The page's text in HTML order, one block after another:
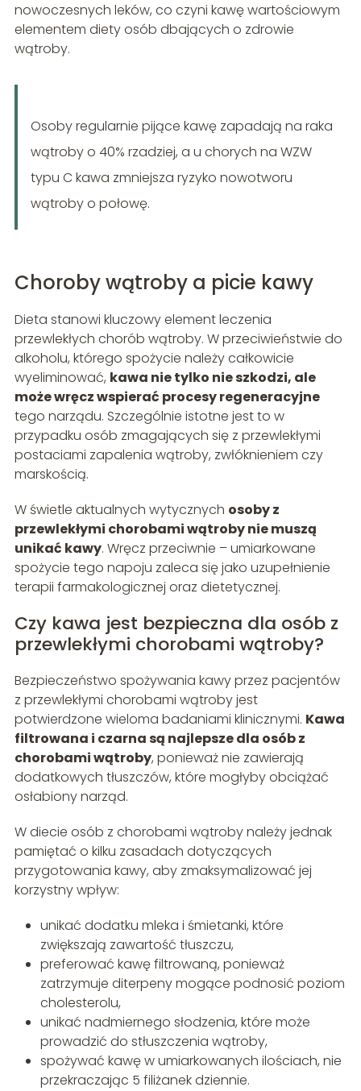
nowoczesnych leków, co czyni kawę wartościowym
elementem diety osób dbających o zdrowie
wątroby.
Osoby regularnie pijące kawę zapadają na raka
wątroby o 40% rzadziej, a u chorych na WZW
typu C kawa zmniejsza ryzyko nowotworu
wątroby o połowę.
Choroby wątroby a picie kawy
Dieta stanowi kluczowy element leczenia
przewlekłych chorób wątroby. W przeciwieństwie do
alkoholu, którego spożycie należy całkowicie
wyeliminować, kawa nie tylko nie szkodzi, ale
może wręcz wspierać procesy regeneracyjne
tego narządu. Szczególnie istotne jest to w
przypadku osób zmagających się z przewlekłymi
postaciami zapalenia wątroby, zwłóknieniem czy
marskością.
W świetle aktualnych wytycznych osoby z
przewlekłymi chorobami wątroby nie muszą
unikać kawy. Wręcz przeciwnie – umiarkowane
spożycie tego napoju zaleca się jako uzupełnienie
terapii farmakologicznej oraz dietetycznej.
Czy kawa jest bezpieczna dla osób z
przewlekłymi chorobami wątroby?
Bezpieczeństwo spożywania kawy przez pacjentów
z przewlekłymi chorobami wątroby jest
potwierdzone wieloma badaniami klinicznymi. Kawa
filtrowana i czarna są najlepsze dla osób z
chorobami wątroby, ponieważ nie zawierają
dodatkowych tłuszczów, które mogłyby obciążać
osłabiony narząd.
W diecie osób z chorobami wątroby należy jednak
pamiętać o kilku zasadach dotyczących
przygotowania kawy, aby zmaksymalizować jej
korzystny wpływ:
unikać dodatku mleka i śmietanki, które
zwiększają zawartość tłuszczu,
preferować kawę filtrowaną, ponieważ
zatrzymuje diterpeny mogące podnosić poziom
cholesterolu,
unikać nadmiernego słodzenia, które może
prowadzić do stłuszczenia wątroby,
spożywać kawę w umiarkowanych ilościach, nie
przekraczając 5 filiżanek dziennie.